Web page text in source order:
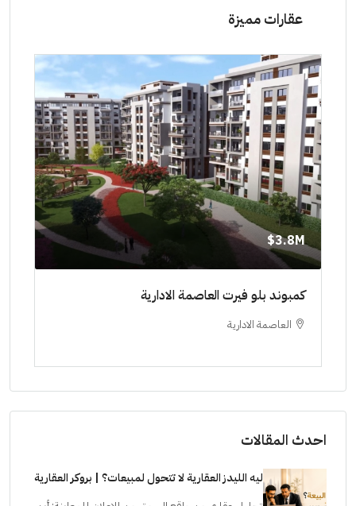
عقارات مميزة
3.8M$
كمبوند بلو فيرت العاصمة الادارية
العاصمة الادارية
احدث المقالات
ليه الليدز العقارية لا تتحول لمبيعات؟ | بروكر العقارية